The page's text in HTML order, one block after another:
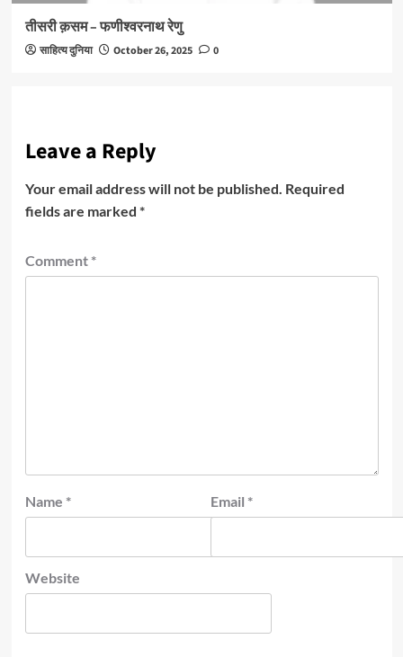
तीसरी क़सम – फणीश्वरनाथ रेणु
साहित्य दुनिया October 26, 2025 0
Leave a Reply
Your email address will not be published. Required
fields are marked *
Comment *
Name * Email *
Website